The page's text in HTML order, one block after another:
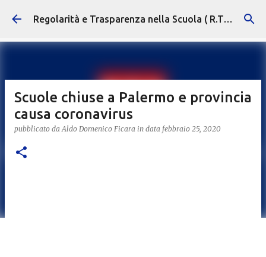
Passa ai contenuti principali Regolarità e Trasparenza nella Scuola ( R.T.S. )
Scuole chiuse a Palermo e provincia
causa coronavirus
pubblicato daAldo Domenico Ficara in data febbraio 25, 2020